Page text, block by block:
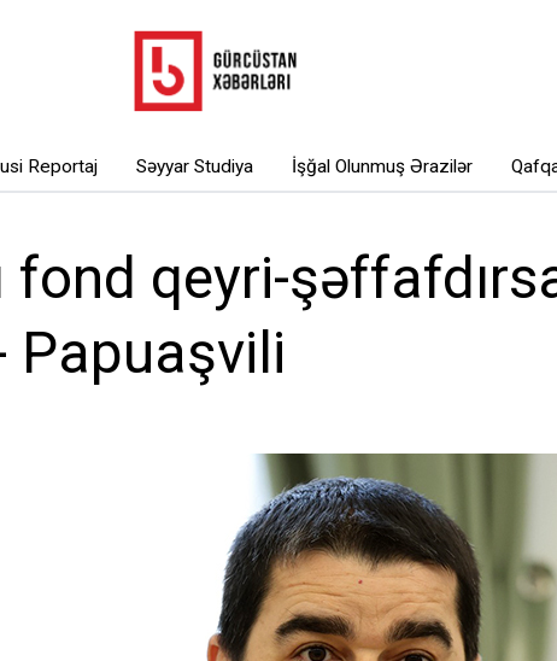
Reportaj Səyyar Studiya İşğal Olunmuş Ərazilər
fond qeyri-
Papuaşvili